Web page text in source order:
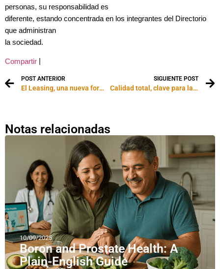
personas, su responsabilidad es
diferente, estando concentrada en los integrantes del Directorio
que administran
la sociedad.
Compartir |
POST ANTERIOR
El Leasing, una nueva forma de adquirir bienes en Argentina
SIGUIENTE POST
Calidad total, clave para la supervivencia de su empresa
Notas relacionadas
10/09/2025
Boron and Prostate Health: A
Plain-English Guide